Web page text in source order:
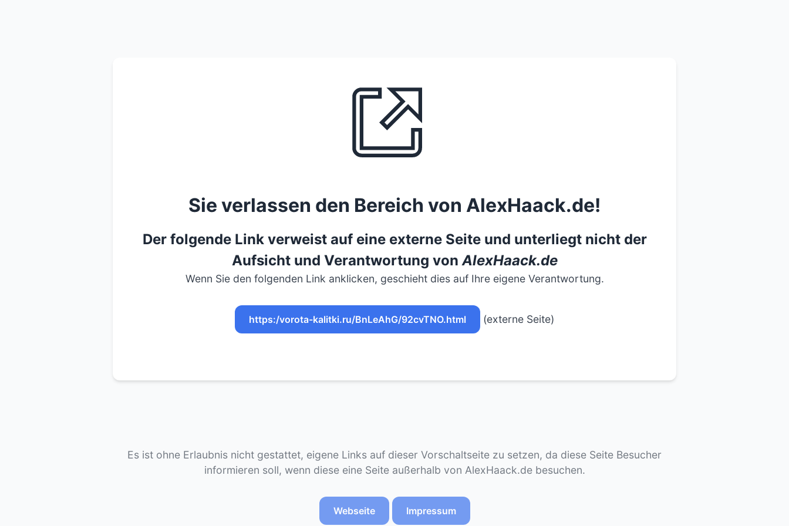
Sie verlassen den Bereich von AlexHaack.de!
Der folgende Link verweist auf eine externe Seite und unterliegt nicht der
Aufsicht und Verantwortung vonAlexHaack.de
Wenn Sie den folgenden Link anklicken, geschieht dies auf Ihre eigene Verantwortung.
https:/vorota-kalitki.ru/BnLeAhG/92cvTNO.html (externe Seite)
Es ist ohne Erlaubnis nicht gestattet, eigene Links auf dieser Vorschaltseite zu setzen, da diese Seite Besucher
informieren soll, wenn diese eine Seite außerhalb von AlexHaack.de besuchen.
Webseite Impressum